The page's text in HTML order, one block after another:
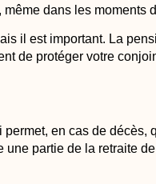
même dans les moments
il est important. La
de protéger votre
en cas de décès,
une partie de la retraite